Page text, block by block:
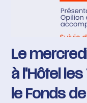
Le
à l'Hôtel
le Fonds